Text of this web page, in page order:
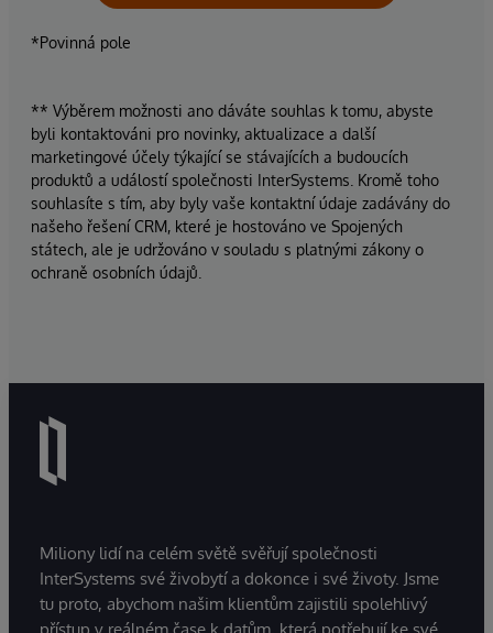
*Povinná pole
** Výběrem možnosti ano dáváte souhlas k tomu, abyste
byli kontaktováni pro novinky, aktualizace a další
marketingové účely týkající se stávajících a budoucích
produktů a událostí společnosti InterSystems. Kromě toho
souhlasíte s tím, aby byly vaše kontaktní údaje zadávány do
našeho řešení CRM, které je hostováno ve Spojených
státech, ale je udržováno v souladu s platnými zákony o
ochraně osobních údajů.
Miliony lidí na celém světě svěřují společnosti
InterSystems své živobytí a dokonce i své životy. Jsme
tu proto, abychom našim klientům zajistili spolehlivý
přístup v reálném čase k datům, která potřebují ke své